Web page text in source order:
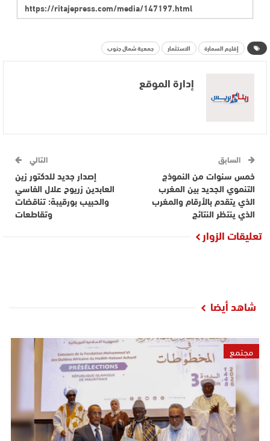
إقليم السمارة الاستثمار جمعية شمال جنوب
إدارة الموقع
السابق
خمس سنوات من النموذج
التنموي الجديد بين المغرب
الذي يتقدم بالأرقام والمغرب
الذي ينتظر النتائج
التالي
إصدار جديد للدكتور زين
العابدين زريوح علال الفاسي
والحبيب بورقيبة: تناقضات
وتقاطعات
تعليقات الزوار
شاهد أيضا
مجتمع